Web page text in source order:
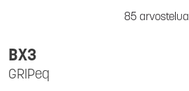
85 arvostelua
GRIPeq
BX3